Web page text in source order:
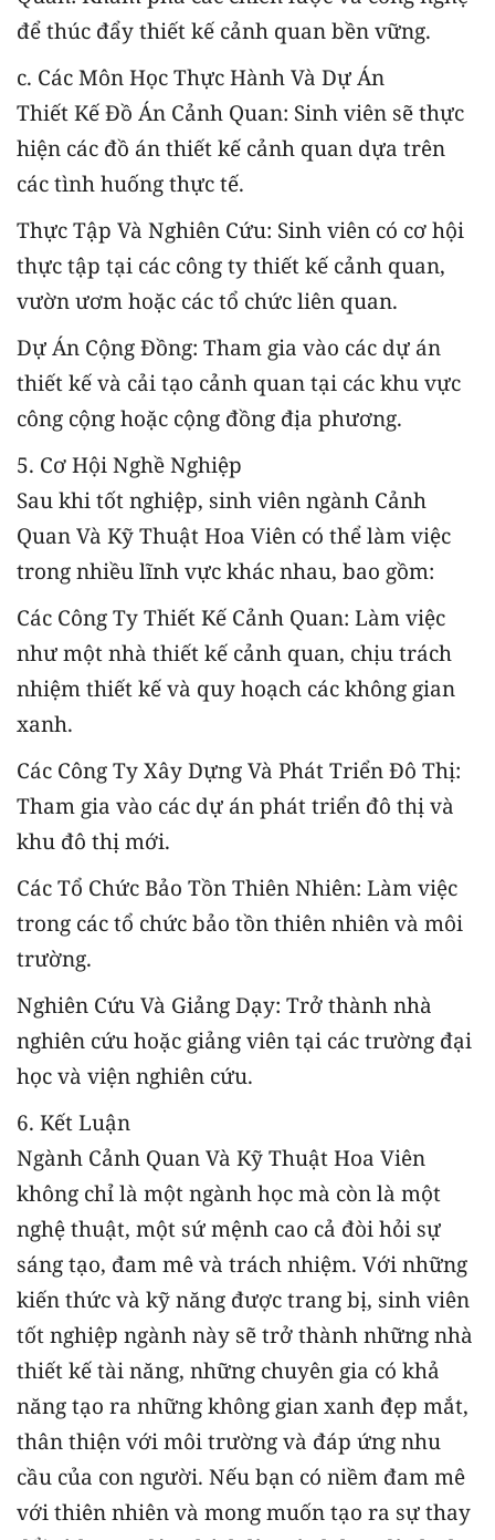
để thúc đẩy thiết kế cảnh quan bền vững.
c. Các Môn Học Thực Hành Và Dự Án
Thiết Kế Đồ Án Cảnh Quan: Sinh viên sẽ thực
hiện các đồ án thiết kế cảnh quan dựa trên
các tình huống thực tế.
Thực Tập Và Nghiên Cứu: Sinh viên có cơ hội
thực tập tại các công ty thiết kế cảnh quan,
vườn ươm hoặc các tổ chức liên quan.
Dự Án Cộng Đồng: Tham gia vào các dự án
thiết kế và cải tạo cảnh quan tại các khu vực
công cộng hoặc cộng đồng địa phương.
5. Cơ Hội Nghề Nghiệp
Sau khi tốt nghiệp, sinh viên ngành Cảnh
Quan Và Kỹ Thuật Hoa Viên có thể làm việc
trong nhiều lĩnh vực khác nhau, bao gồm:
Các Công Ty Thiết Kế Cảnh Quan: Làm việc
như một nhà thiết kế cảnh quan, chịu trách
nhiệm thiết kế và quy hoạch các không gian
xanh.
Các Công Ty Xây Dựng Và Phát Triển Đô Thị:
Tham gia vào các dự án phát triển đô thị và
khu đô thị mới.
Các Tổ Chức Bảo Tồn Thiên Nhiên: Làm việc
trong các tổ chức bảo tồn thiên nhiên và môi
trường.
Nghiên Cứu Và Giảng Dạy: Trở thành nhà
nghiên cứu hoặc giảng viên tại các trường đại
học và viện nghiên cứu.
6. Kết Luận
Ngành Cảnh Quan Và Kỹ Thuật Hoa Viên
không chỉ là một ngành học mà còn là một
nghệ thuật, một sứ mệnh cao cả đòi hỏi sự
sáng tạo, đam mê và trách nhiệm. Với những
kiến thức và kỹ năng được trang bị, sinh viên
tốt nghiệp ngành này sẽ trở thành những nhà
thiết kế tài năng, những chuyên gia có khả
năng tạo ra những không gian xanh đẹp mắt,
thân thiện với môi trường và đáp ứng nhu
cầu của con người. Nếu bạn có niềm đam mê
với thiên nhiên và mong muốn tạo ra sự thay